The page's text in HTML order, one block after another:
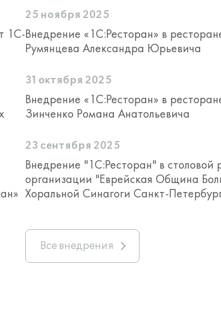
1С-
25 ноября 2025
Внедрение «1С:Ресторан» в
Румянцева Александра Юрьевича
31 октября 2025
Внедрение «1С:Ресторан» в
Зинченко Романа Анатольевича
23 сентября 2025
Внедрение "1С:Ресторан" в столовой
организации "Еврейская Община
Хоральной Синагоги Санкт-
Все внедрения